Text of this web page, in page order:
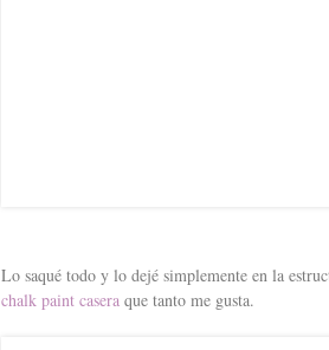
Lo saqué todo y lo dejé simplemente en la
chalk paint casera que tanto me gusta.